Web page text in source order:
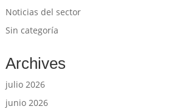
Noticias del sector
Sin categoría
Archives
julio 2026
junio 2026